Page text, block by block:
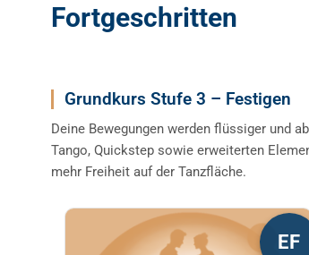
Fortgeschritten
Grundkurs Stufe 3 – Festigen
Deine Bewegungen werden flüssiger und
Tango, Quickstep sowie erweiterten
mehr Freiheit auf der Tanzfläche.
EF
Produkt